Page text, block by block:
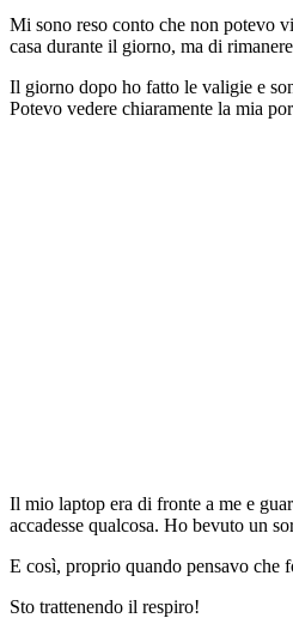
Mi sono reso conto che non potevo
casa durante il giorno, ma di
Il giorno dopo ho fatto le valigie e
Potevo vedere chiaramente la mia
Il mio laptop era di fronte a me e
accadesse qualcosa. Ho bevuto un
E così, proprio quando pensavo che
Sto trattenendo il respiro!